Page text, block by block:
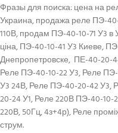
Фразы для поиска: цена на
Украина, продажа реле ПЭ-
110В, продам ПЭ-40-10-71 У3
ціна, ПЭ-40-10-41 У3 Киеве,
Днепропетровске, ПЕ-40-
Реле ПЭ-40-10-22 У3, Реле
У3 24В, Реле ПЭ-40-20-42 У3,
20-24 У1, Реле 220В ПЭ-40-
220В, 50Гц, 4з+4р), Реле
струм.